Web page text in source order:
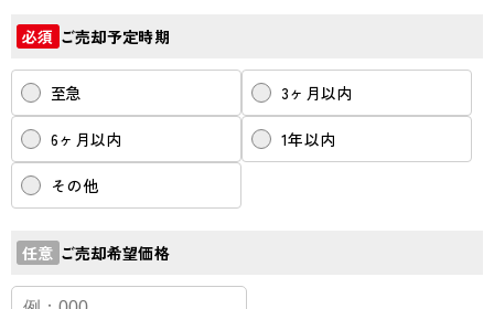
必須 ご売却予定時期
至急 3ヶ月以内
6ヶ月以内 1年以内
その他
任意 ご売却希望価格